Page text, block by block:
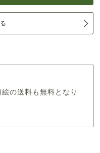
の送料も無料となり